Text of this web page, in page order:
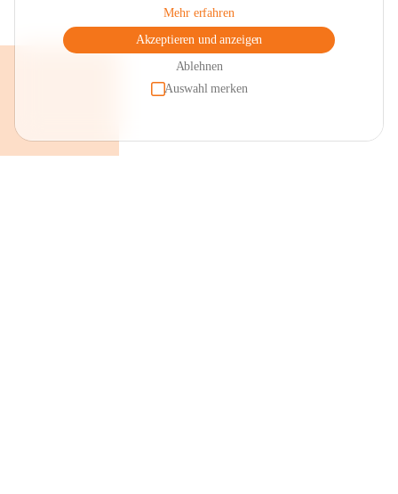
Mehr erfahren
Akzeptieren und anzeigen
Ablehnen
Auswahl merken